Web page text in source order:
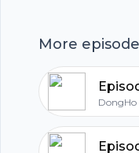
scheduled for
is now
addition, all
Airlines have
arriving on Jet
More
DongHo